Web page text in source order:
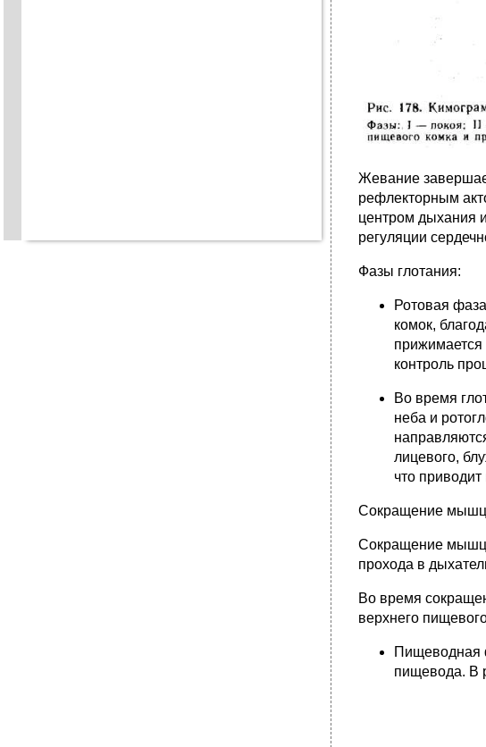
Жевание
рефлекторным
центром дыхания
регуляции
Фазы глотания:
Ротовая
комок,
прижимается
контроль
Во время
неба и
лицевого,
что
Сокращение мышц,
Сокращение мышц
прохода в
Во время
верхнего
Пищеводная
пищевода. В